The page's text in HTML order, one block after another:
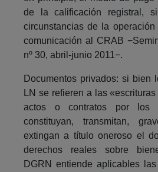
de la calificación registral,
circunstancias de la
comunicación al CRAB
nº 30, abril-junio 2011−.
Documentos privados: si bien
LN se refieren a las
actos o contratos por los
constituyan, transmitan,
extingan a título oneroso el
derechos reales sobre
DGRN entiende aplicables